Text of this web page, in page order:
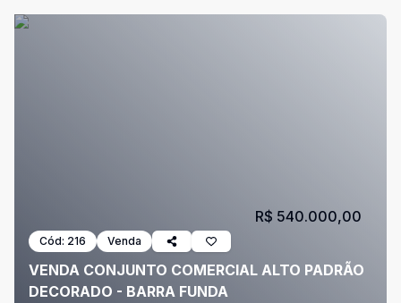
Cód: 216 Venda
VENDA CONJUNTO COMERCIAL ALTO PADRÃO
DECORADO - BARRA FUNDA
R$ 540.000,00